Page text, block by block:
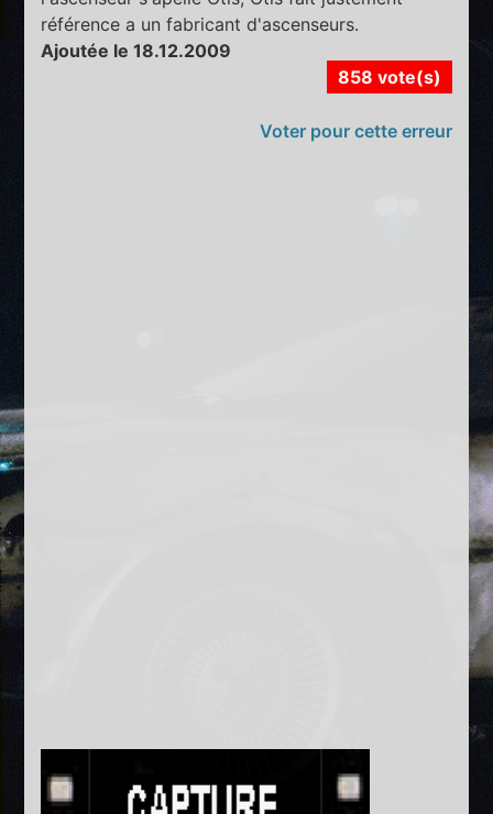
référence a un fabricant d'ascenseurs.
Ajoutée le 18.12.2009
858 vote(s)
Voter pour cette erreur